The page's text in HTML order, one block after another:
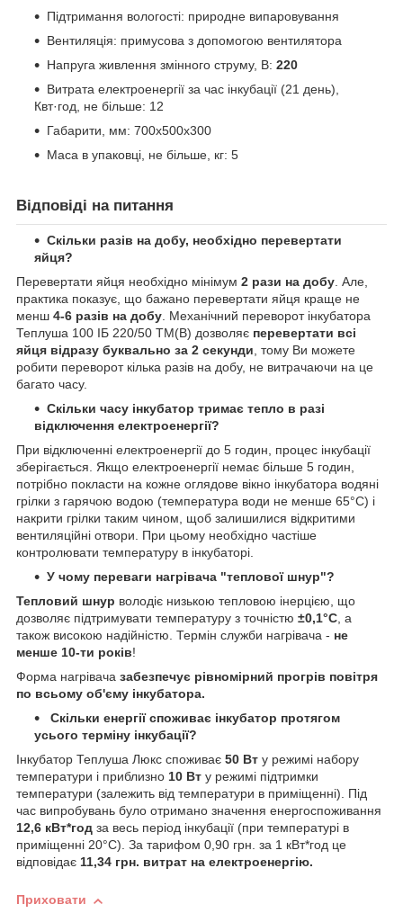
Підтримання вологості: природне випаровування
Вентиляція: примусова з допомогою вентилятора
Напруга живлення змінного струму, В: 220
Витрата електроенергії за час інкубації (21 день),
Квт·год, не більше: 12
Габарити, мм: 700х500х300
Маса в упаковці, не більше, кг: 5
Відповіді на питання
Скільки разів на добу, необхідно перевертати
яйця?
Перевертати яйця необхідно мінімум 2 рази на добу. Але,
практика показує, що бажано перевертати яйця краще не
менш 4-6 разів на добу. Механічний переворот інкубатора
Теплуша 100 ІБ 220/50 ТМ(В) дозволяє перевертати всі
яйця відразу буквально за 2 секунди, тому Ви можете
робити переворот кілька разів на добу, не витрачаючи на це
багато часу.
Скільки часу інкубатор тримає тепло в разі
відключення електроенергії?
При відключенні електроенергії до 5 годин, процес інкубації
зберігається. Якщо електроенергії немає більше 5 годин,
потрібно покласти на кожне оглядове вікно інкубатора водяні
грілки з гарячою водою (температура води не менше 65°C) і
накрити грілки таким чином, щоб залишилися відкритими
вентиляційні отвори. При цьому необхідно частіше
контролювати температуру в інкубаторі.
У чому переваги нагрівача "теплової шнур"?
Тепловий шнур володіє низькою тепловою інерцією, що
дозволяє підтримувати температуру з точністю ±0,1°C, а
також високою надійністю. Термін служби нагрівача - не
менше 10-ти років!
Форма нагрівача забезпечує рівномірний прогрів повітря
по всьому об'єму інкубатора.
Скільки енергії споживає інкубатор протягом
усього терміну інкубації?
Інкубатор Теплуша Люкс споживає 50 Вт у режимі набору
температури і приблизно 10 Вт у режимі підтримки
температури (залежить від температури в приміщенні). Під
час випробувань було отримано значення енергоспоживання
12,6 кВт*год за весь період інкубації (при температурі в
приміщенні 20°C). За тарифом 0,90 грн. за 1 кВт*год це
відповідає 11,34 грн. витрат на електроенергію.
Приховати